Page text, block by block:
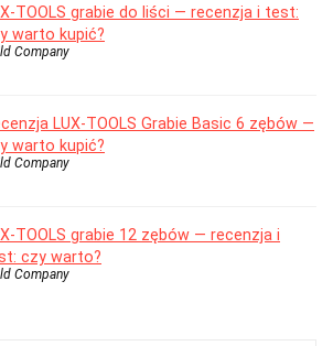
TOOLS grabie do liści — recenzja i test:
warto kupić?
Company
LUX-TOOLS Grabie Basic 6 zębów —
warto kupić?
Company
TOOLS grabie 12 zębów — recenzja i
czy warto?
Company